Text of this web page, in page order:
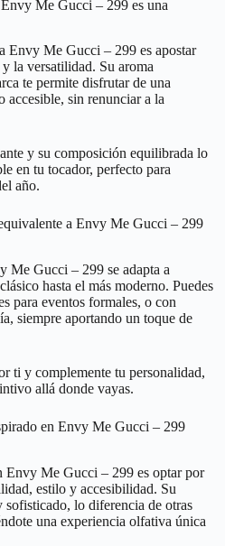
Me Gucci – 299 es una
Envy Me Gucci – 299 es apostar
la versatilidad. Su aroma
te permite disfrutar de una
accesible, sin renunciar a la
y su composición equilibrada lo
en tu tocador, perfecto para
año.
a Envy Me Gucci – 299
Me Gucci – 299 se adapta a
hasta el más moderno. Puedes
para eventos formales, o con
siempre aportando un toque de
ti y complemente tu personalidad,
allá donde vayas.
en Envy Me Gucci – 299
Envy Me Gucci – 299 es optar por
estilo y accesibilidad. Su
lo diferencia de otras
una experiencia olfativa única